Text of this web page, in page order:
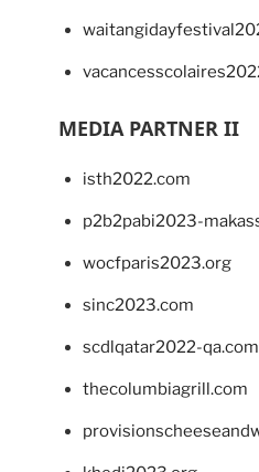
MEDIA PARTNER II
isth2022.com
p2b2pabi2023-
wocfparis2023.org
sinc2023.com
scdlqatar2022-qa.com
thecolumbiagrill.com